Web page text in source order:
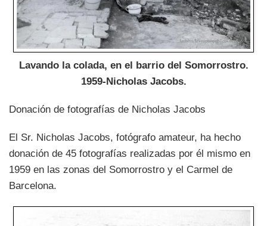
Lavando la colada, en el barrio del Somorrostro.
1959-Nicholas Jacobs.
Donación de fotografías de Nicholas Jacobs
El Sr. Nicholas Jacobs, fotógrafo amateur, ha hecho
donación de 45 fotografías realizadas por él mismo en
1959 en las zonas del Somorrostro y el Carmel de
Barcelona.